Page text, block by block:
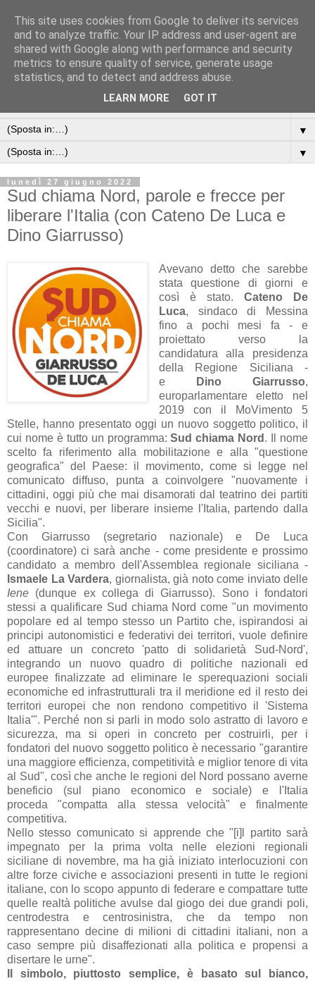
▼
▼
lunedì 27 giugno 2022
Sud chiama Nord, parole e frecce per
liberare l'Italia (con Cateno De Luca e
Dino Giarrusso)
Avevano detto che sarebbe
stata questione di giorni e
così è stato. Cateno De
Luca, sindaco di Messina
fino a pochi mesi fa - e
proiettato verso la
candidatura alla presidenza
della Regione Siciliana -
e
Dino Giarrusso,
europarlamentare eletto nel
2019 con il MoVimento 5
Stelle, hanno presentato oggi un nuovo soggetto politico, il
cui nome è tutto un programma:Sud chiama Nord . Il nome
scelto fa riferimento alla mobilitazione e alla "questione
geografica" del Paese: il movimento, come si legge nel
comunicato diffuso, punta a coinvolgere "nuovamente i
cittadini, oggi più che mai disamorati dal teatrino dei partiti
vecchi e nuovi, per liberare insieme l'Italia, partendo dalla
Sicilia".
Con Giarrusso (segretario nazionale) e De Luca
(coordinatore) ci sarà anche - come presidente e prossimo
candidato a membro dell'Assemblea regionale siciliana -
Ismaele La Vardera, giornalista, già noto come inviato delle
Iene (dunque ex collega di Giarrusso). Sono i fondatori
stessi a qualificare Sud chiama Nord come "un movimento
popolare ed al tempo stesso un Partito che, ispirandosi ai
principi autonomistici e federativi dei territori, vuole definire
ed attuare un concreto 'patto di solidarietà Sud-Nord',
integrando un nuovo quadro di politiche nazionali ed
europee finalizzate ad eliminare le sperequazioni sociali
economiche ed infrastrutturali tra il meridione ed il resto dei
territori europei che non rendono competitivo il 'Sistema
Italia'". Perché non si parli in modo solo astratto di lavoro e
sicurezza, ma si operi in concreto per costruirli, per i
fondatori del nuovo soggetto politico è necessario "garantire
una maggiore efficienza, competitività e miglior tenore di vita
al Sud", così che anche le regioni del Nord possano averne
beneficio (sul piano economico e sociale) e l'Italia
proceda "compatta alla stessa velocità" e finalmente
competitiva.
Nello stesso comunicato si apprende che "[i]l partito sarà
impegnato per la prima volta nelle elezioni regionali
siciliane di novembre, ma ha già iniziato interlocuzioni con
altre forze civiche e associazioni presenti in tutte le regioni
italiane, con lo scopo appunto di federare e compattare tutte
quelle realtà politiche avulse dal giogo dei due grandi poli,
centrodestra e centrosinistra, che da tempo non
rappresentano decine di milioni di cittadini italiani, non a
caso sempre più disaffezionati alla politica e propensi a
disertare le urne".
Il simbolo, piuttosto semplice, è basato sul bianco,
This site uses cookies from Google to deliver its services
and to analyze traffic. Your IP address and user-agent are
shared with Google along with performance and security
metrics to ensure quality of service, generate usage
statistics, and to detect and address abuse.
LEARN MORE GOT IT